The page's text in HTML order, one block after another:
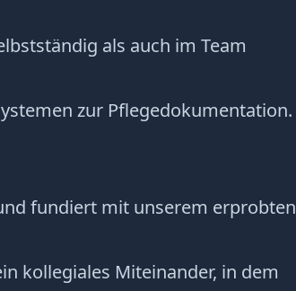
als auch im Team
zur Pflegedokumentation.
fundiert mit unserem erprobten
kollegiales Miteinander, in dem